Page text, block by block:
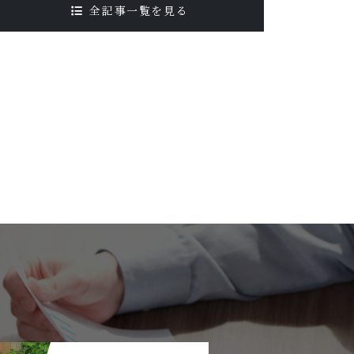
全記事一覧を見る